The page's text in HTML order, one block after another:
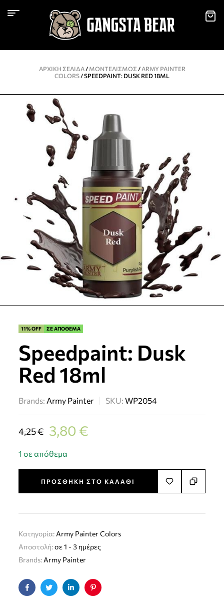
ΑΡΧΙΚΉ ΣΕΛΊΔΑ/ ΜΟΝΤΕΛΙΣΜΌΣ / ARMY PAINTER
COLORS/ SPEEDPAINT: DUSK RED 18ML
11% OFF ΣΕ ΑΠΟΘΕΜΑ
Speedpaint: Dusk
Red 18ml
Brands: Army Painter SKU:WP2054
4,25€ 3,80€
1 σε απόθεμα
ΠΡΟΣΘΉΚΗ ΣΤΟ ΚΑΛΆΘΙ
Κατηγορία: Army Painter Colors
Αποστολή:σε 1 - 3 ημέρες
Brands: Army Painter
FacebookTwitterLinkedinPinterest